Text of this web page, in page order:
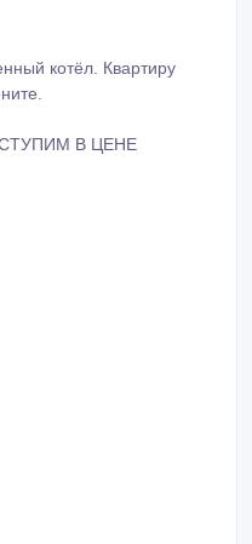
котёл. Квартиру
В ЦЕНЕ